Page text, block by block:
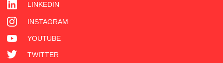
LINKEDIN
INSTAGRAM
YOUTUBE
TWITTER